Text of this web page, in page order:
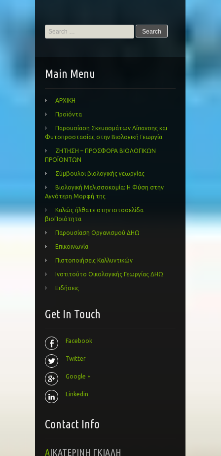
Search
for:
Main Menu
ΑΡΧΙΚΗ
Προϊόντα
Παρουσίαση Σκευασμάτων Λίπανσης και
Φυτοπροστασίας στην Βιολογική Γεωργία
ΖΗΤΗΣΗ – ΠΡΟΣΦΟΡΑ ΒΙΟΛΟΓΙΚΩΝ
ΠΡΟΪΟΝΤΩΝ
Σύμβουλοι βιολογικής γεωργίας
Βιολογική Μελισσοκομία: Η Φύση στην
Αγνότερη Μορφή της
Καλώς ήλθατε στην ιστοσελίδα
βιοΠοιότητα
Παρουσίαση Οργανισμού ΔΗΩ
Επικοινωνία
Πιστοποιήσεις Καλλυντικών
Ινστιτούτο Οικολογικής Γεωργίας ΔΗΩ
Ειδήσεις
Get In Touch
Facebook
Twitter
Google +
Linkedin
Contact Info
ΑΙΚΑΤΕΡΙΝΗ ΓΚΙΑΛΗ